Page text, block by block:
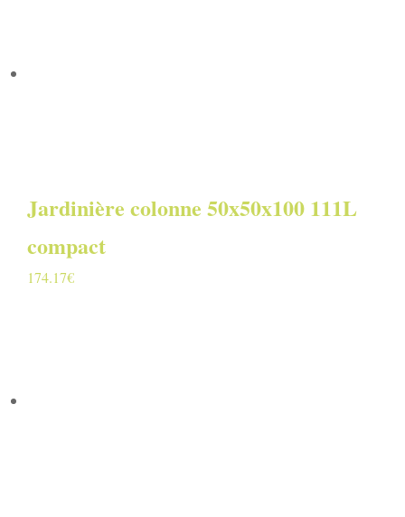
Jardinière colonne 50x50x100 111L
compact
174.17€